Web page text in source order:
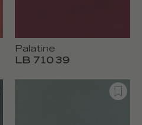
Palatine
LB 710 39